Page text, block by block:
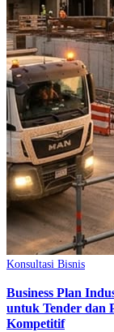
Konsultasi Bisnis
Business Plan
untuk Tender dan
Kompetitif